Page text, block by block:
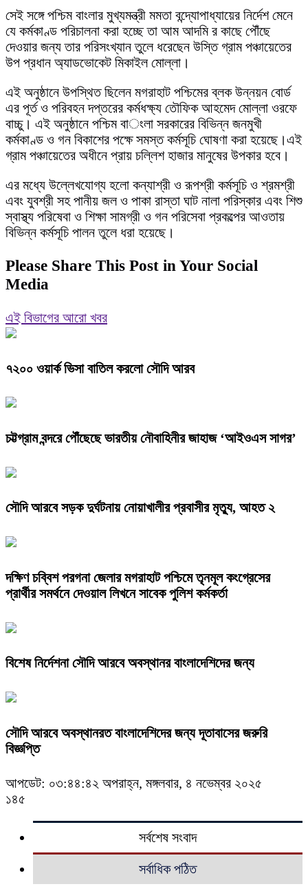
সেই সঙ্গে পশ্চিম বাংলার মুখ্যমন্ত্রী মমতা বন্দ্যোপাধ্যায়ের নির্দেশ মেনে
যে কর্মকাণ্ড পরিচালনা করা হচ্ছে তা আম আদমি র কাছে পৌঁছে
দেওয়ার জন্য তার পরিসংখ্যান তুলে ধরেছেন উস্তি গ্রাম পঞ্চায়েতের
উপ প্রধান অ্যাডভোকেট মিকাইল মোল্লা।
এই অনুষ্ঠানে উপস্থিত ছিলেন মগরাহাট পশ্চিমের ব্লক উন্নয়ন বোর্ড
এর পূর্ত ও পরিবহন দপ্তরের কর্মধক্ষ্য তৌফিক আহমেদ মোল্লা ওরফে
বাচ্চু। এই অনুষ্ঠানে পশ্চিম বাংলা সরকারের বিভিন্ন জনমুখী
কর্মকাণ্ড ও গন বিকাশের পক্ষে সমস্ত কর্মসূচি ঘোষণা করা হয়েছে।এই
গ্রাম পঞ্চায়েতের অধীনে প্রায় চল্লিশ হাজার মানুষের উপকার হবে।
এর মধ্যে উল্লেখযোগ্য হলো কন্যাশ্রী ও রূপশ্রী কর্মসূচি ও শ্রমশ্রী
এবং যুবশ্রী সহ পানীয় জল ও পাকা রাস্তা ঘাট নালা পরিস্কার এবং শিশু
স্বাস্থ্য পরিষেবা ও শিক্ষা সামগ্রী ও গন পরিসেবা প্রকল্পের আওতায়
বিভিন্ন কর্মসূচি পালন তুলে ধরা হয়েছে।
Please Share This Post in Your Social
Media
এই বিভাগের আরো খবর
৭২০০ ওয়ার্ক ভিসা বাতিল করলো সৌদি আরব
চট্টগ্রাম বন্দরে পৌঁছেছে ভারতীয় নৌবাহিনীর জাহাজ ‘আইওএস সাগর’
সৌদি আরবে সড়ক দুর্ঘটনায় নোয়াখালীর প্রবাসীর মৃত্যু, আহত ২
দক্ষিণ চব্বিশ পরগনা জেলার মগরাহাট পশ্চিমে তৃনমূল কংগ্রেসের
প্রার্থীর সমর্থনে দেওয়াল লিখনে সাবেক পুলিশ কর্মকর্তা
বিশেষ নির্দেশনা সৌদি আরবে অবস্থানর বাংলাদেশিদের জন্য
সৌদি আরবে অবস্থানরত বাংলাদেশিদের জন্য দূতাবাসের জরুরি
বিজ্ঞপ্তি
আপডেট: ০৩:৪৪:৪২ অপরাহ্ন, মঙ্গলবার, ৪ নভেম্বর ২০২৫
১৪৫
সর্বশেষ সংবাদ
সর্বাধিক পঠিত